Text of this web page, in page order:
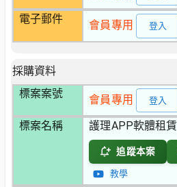
電子郵件 會員專用 登入
採購資料
標案案號
會員專用 登入
標案名稱 護理APP軟體租賃
追蹤本案
教學